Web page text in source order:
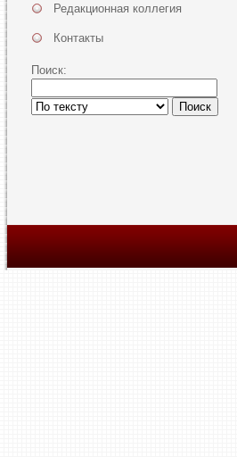
Редакционная коллегия
Контакты
Поиск:
Поиск